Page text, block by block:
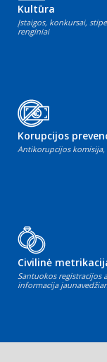
Kultūra
Įstaigos, konkursai,
renginiai
Korupcijos
Antikorupcijos
Civilinė
Santuokos registracijos
informacija